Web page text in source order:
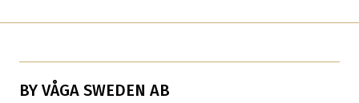
BY VÅGA SWEDEN AB